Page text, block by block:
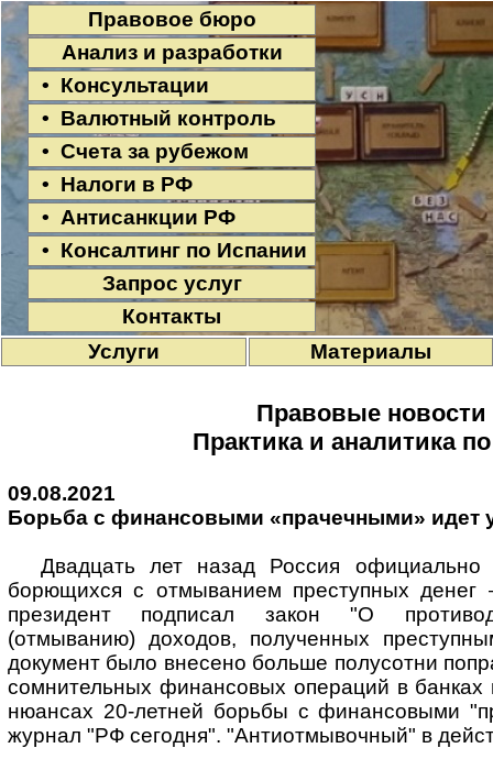
Правовое бюро
Анализ и разработки
• Консультации
• Валютный контроль
• Счета за рубежом
• Налоги в РФ
• Антисанкции РФ
• Консалтинг по Испании
Запрос услуг
Контакты
Услуги
Материалы
Правовые новости
Практика и аналитика
09.08.2021
Борьба с финансовыми «прачечными» идет
Двадцать лет назад Россия
борющихся с отмыванием преступных
президент подписал закон "О
(отмыванию) доходов, полученных
документ было внесено больше полусотни
сомнительных финансовых операций в банках
нюансах 20-летней борьбы с финансовыми
журнал "РФ сегодня". "Антиотмывочный" в